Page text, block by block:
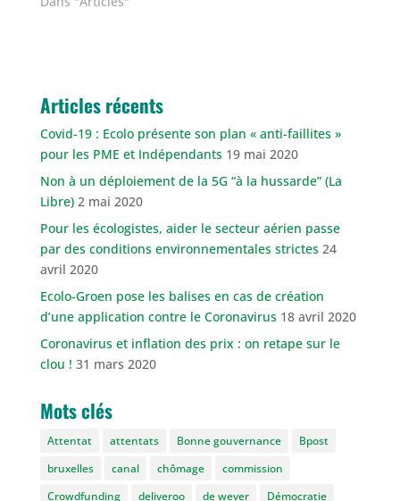
Articles récents
Covid-19 : Ecolo présente son plan « anti-faillites »
pour les PME et Indépendants 19 mai 2020
Non à un déploiement de la 5G “à la hussarde” (La
Libre) 2 mai 2020
Pour les écologistes, aider le secteur aérien passe
par des conditions environnementales strictes 24
avril 2020
Ecolo-Groen pose les balises en cas de création
d’une application contre le Coronavirus 18 avril 2020
Coronavirus et inflation des prix : on retape sur le
clou ! 31 mars 2020
Mots clés
Attentat attentats Bonne gouvernance
Bpost
bruxelles
canal chômage
commission
Crowdfunding
deliveroo de wever Démocratie